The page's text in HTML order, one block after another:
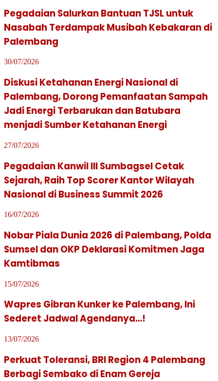
Pegadaian Salurkan Bantuan TJSL untuk
Nasabah Terdampak Musibah Kebakaran di
Palembang
30/07/2026
Diskusi Ketahanan Energi Nasional di
Palembang, Dorong Pemanfaatan Sampah
Jadi Energi Terbarukan dan Batubara
menjadi Sumber Ketahanan Energi
27/07/2026
Pegadaian Kanwil III Sumbagsel Cetak
Sejarah, Raih Top Scorer Kantor Wilayah
Nasional di Business Summit 2026
16/07/2026
Nobar Piala Dunia 2026 di Palembang, Polda
Sumsel dan OKP Deklarasi Komitmen Jaga
Kamtibmas
15/07/2026
Wapres Gibran Kunker ke Palembang, Ini
Sederet Jadwal Agendanya…!
13/07/2026
Perkuat Toleransi, BRI Region 4 Palembang
Berbagi Sembako di Enam Gereja